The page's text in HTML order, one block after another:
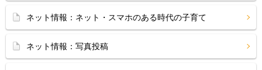
ネット情報：ネット・スマホのある時代の子育て
ネット情報：写真投稿